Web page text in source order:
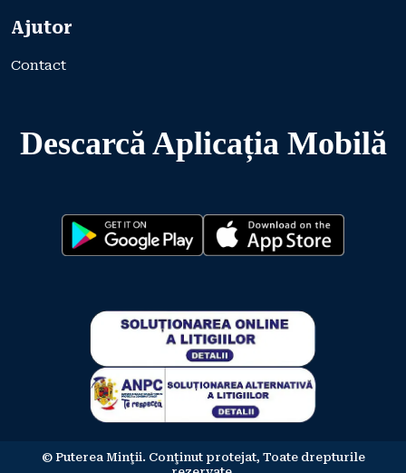
Ajutor
Contact
Descarcă Aplicația Mobilă
© Puterea Minţii. Conţinut protejat, Toate drepturile